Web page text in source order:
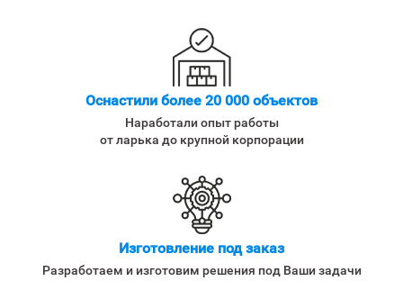
Оснастили более 20 000 объектов
Наработали опыт работы
от ларька до крупной корпорации
Изготовление под заказ
Разработаем и изготовим решения под Ваши задачи